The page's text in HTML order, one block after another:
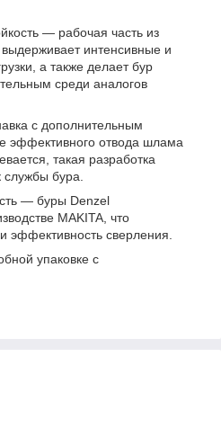
— рабочая часть из
интенсивные и
а также делает бур
среди аналогов
с дополнительным
эффективного отвода шлама
такая разработка
службы бура.
— буры Denzel
MAKITA, что
и эффективность сверления.
упаковке с